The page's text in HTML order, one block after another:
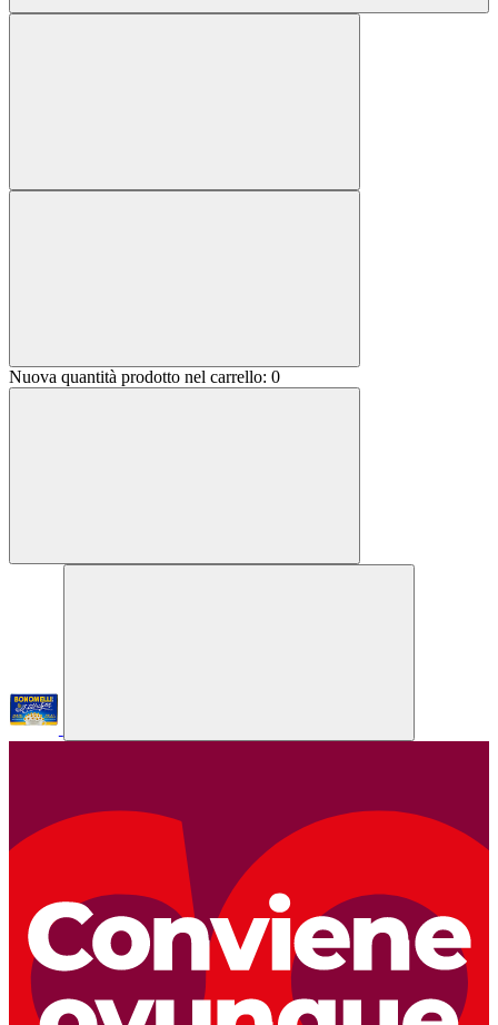
Nuova quantità prodotto nel carrello: 0